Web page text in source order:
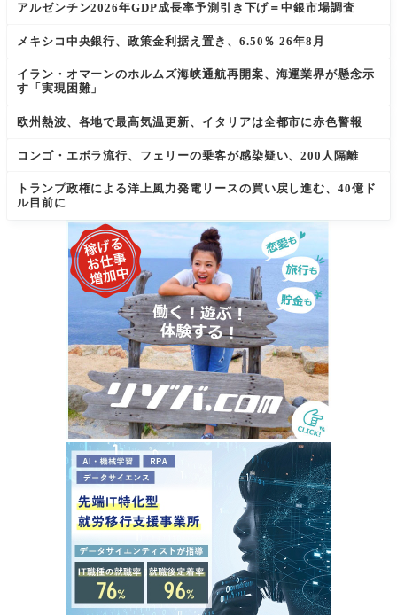
アルゼンチン2026年GDP成長率予測引き下げ＝中銀市場調査
メキシコ中央銀行、政策金利据え置き、6.50％ 26年8月
イラン・オマーンのホルムズ海峡通航再開案、海運業界が懸念示
す「実現困難」
欧州熱波、各地で最高気温更新、イタリアは全都市に赤色警報
コンゴ・エボラ流行、フェリーの乗客が感染疑い、200人隔離
トランプ政権による洋上風力発電リースの買い戻し進む、40億ド
ル目前に